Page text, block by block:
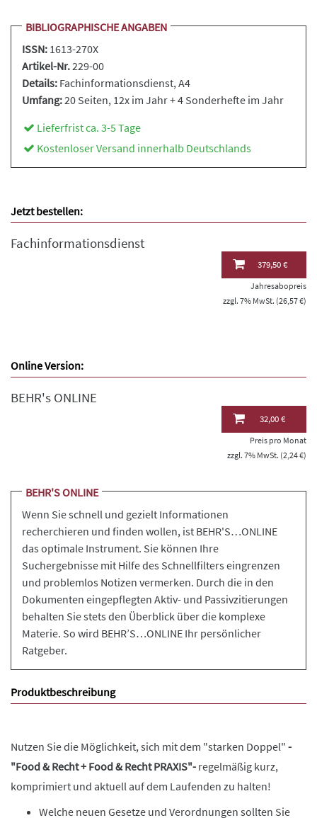
BIBLIOGRAPHISCHE ANGABEN
ISSN: 1613-270X
Artikel-Nr.229-00
Details: Fachinformationsdienst, A4
Umfang:20 Seiten, 12x im Jahr + 4 Sonderhefte im Jahr
Lieferfrist ca. 3-5 Tage
Kostenloser Versand innerhalb Deutschlands
Jetzt bestellen:
Fachinformationsdienst
379,50 €
Jahresabopreis
zzgl. 7% MwSt. (26,57 €)
Online Version:
BEHR's ONLINE
32,00 €
Preis pro Monat
zzgl. 7% MwSt. (2,24 €)
BEHR'S ONLINE
Wenn Sie schnell und gezielt Informationen
recherchieren und finden wollen, ist BEHR'S…ONLINE
das optimale Instrument. Sie können Ihre
Suchergebnisse mit Hilfe des Schnellfilters eingrenzen
und problemlos Notizen vermerken. Durch die in den
Dokumenten eingepflegten Aktiv- und Passivzitierungen
behalten Sie stets den Überblick über die komplexe
Materie. So wird BEHR’S…ONLINE Ihr persönlicher
Ratgeber.
Produktbeschreibung
Nutzen Sie die Möglichkeit, sich mit dem "starken Doppel" -
"Food & Recht + Food & Recht PRAXIS"- regelmäßig kurz,
komprimiert und aktuell auf dem Laufenden zu halten!
Welche neuen Gesetze und Verordnungen sollten Sie